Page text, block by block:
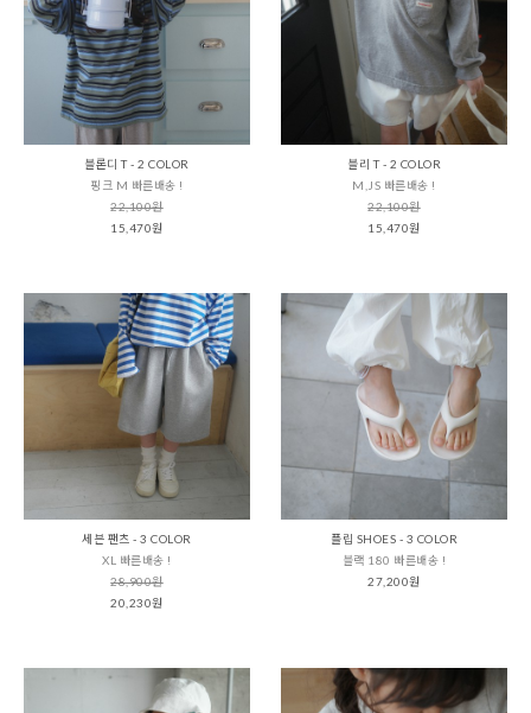
블론디 T - 2 COLOR
핑크 M 빠른배송 !
22,100원
15,470원
블리 T - 2 COLOR
M,JS 빠른배송 !
22,100원
15,470원
세븐 팬츠 - 3 COLOR
XL 빠른배송 !
28,900원
20,230원
플립 SHOES - 3 COLOR
블랙 180 빠른배송 !
27,200원